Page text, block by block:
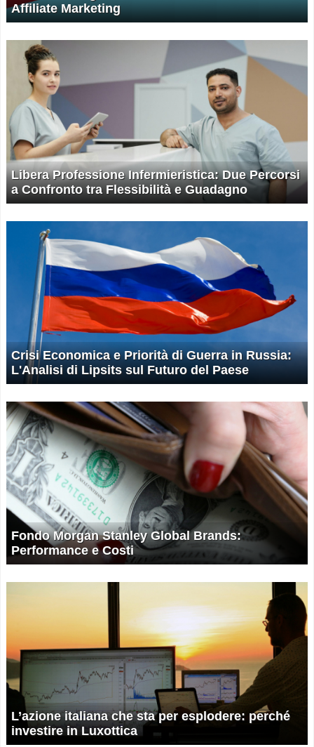
Affiliate Marketing
Libera Professione Infermieristica: Due Percorsi
a Confronto tra Flessibilità e Guadagno
Crisi Economica e Priorità di Guerra in Russia:
L'Analisi di Lipsits sul Futuro del Paese
Fondo Morgan Stanley Global Brands:
Performance e Costi
L’azione italiana che sta per esplodere: perché
investire in Luxottica